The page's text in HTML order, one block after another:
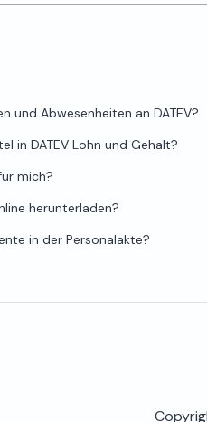
und Abwesenheiten an DATEV?
in DATEV Lohn und Gehalt?
mich?
herunterladen?
in der Personalakte?